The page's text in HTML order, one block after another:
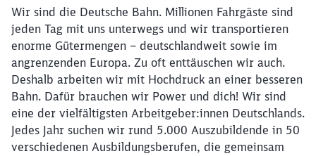
Wir sind die Deutsche Bahn. Millionen Fahrgäste sind
jeden Tag mit uns unterwegs und wir transportieren
enorme Gütermengen – deutschlandweit sowie im
angrenzenden Europa. Zu oft enttäuschen wir auch.
Deshalb arbeiten wir mit Hochdruck an einer besseren
Bahn. Dafür brauchen wir Power und dich! Wir sind
eine der vielfältigsten Arbeitgeber:innen Deutschlands.
Jedes Jahr suchen wir rund 5.000 Auszubildende in 50
verschiedenen Ausbildungsberufen, die gemeinsam